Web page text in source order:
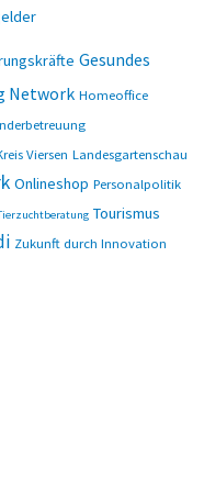
Gesundes
Network Homeoffice
Viersen Landesgartenschau
Onlineshop Personalpolitik
Tourismus
Zukunft durch Innovation